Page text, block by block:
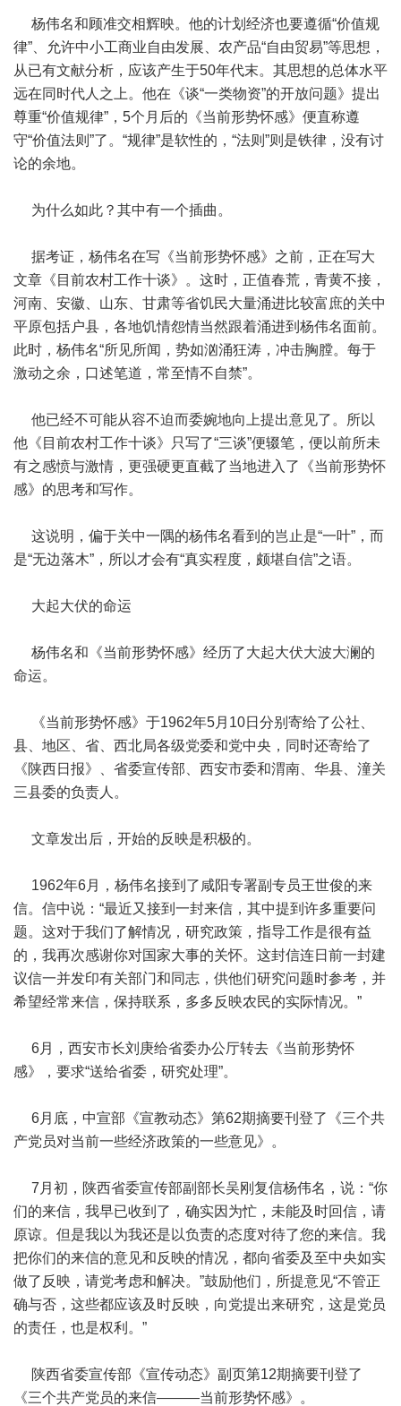
杨伟名和顾准交相辉映。他的计划经济也要遵循“价值规
律”、允许中小工商业自由发展、农产品“自由贸易”等思想，
从已有文献分析，应该产生于50年代末。其思想的总体水平
远在同时代人之上。他在《谈“一类物资”的开放问题》提出
尊重“价值规律”，5个月后的《当前形势怀感》便直称遵
守“价值法则”了。“规律”是软性的，“法则”则是铁律，没有讨
论的余地。
为什么如此？其中有一个插曲。
据考证，杨伟名在写《当前形势怀感》之前，正在写大
文章《目前农村工作十谈》。这时，正值春荒，青黄不接，
河南、安徽、山东、甘肃等省饥民大量涌进比较富庶的关中
平原包括户县，各地饥情怨情当然跟着涌进到杨伟名面前。
此时，杨伟名“所见所闻，势如汹涌狂涛，冲击胸膛。每于
激动之余，口述笔道，常至情不自禁”。
他已经不可能从容不迫而委婉地向上提出意见了。所以
他《目前农村工作十谈》只写了“三谈”便辍笔，便以前所未
有之感愤与激情，更强硬更直截了当地进入了《当前形势怀
感》的思考和写作。
这说明，偏于关中一隅的杨伟名看到的岂止是“一叶”，而
是“无边落木”，所以才会有“真实程度，颇堪自信”之语。
大起大伏的命运
杨伟名和《当前形势怀感》经历了大起大伏大波大澜的
命运。
《当前形势怀感》于1962年5月10日分别寄给了公社、
县、地区、省、西北局各级党委和党中央，同时还寄给了
《陕西日报》、省委宣传部、西安市委和渭南、华县、潼关
三县委的负责人。
文章发出后，开始的反映是积极的。
1962年6月，杨伟名接到了咸阳专署副专员王世俊的来
信。信中说：“最近又接到一封来信，其中提到许多重要问
题。这对于我们了解情况，研究政策，指导工作是很有益
的，我再次感谢你对国家大事的关怀。这封信连日前一封建
议信一并发印有关部门和同志，供他们研究问题时参考，并
希望经常来信，保持联系，多多反映农民的实际情况。”
6月，西安市长刘庚给省委办公厅转去《当前形势怀
感》，要求“送给省委，研究处理”。
6月底，中宣部《宣教动态》第62期摘要刊登了《三个共
产党员对当前一些经济政策的一些意见》。
7月初，陕西省委宣传部副部长吴刚复信杨伟名，说：“你
们的来信，我早已收到了，确实因为忙，未能及时回信，请
原谅。但是我以为我还是以负责的态度对待了您的来信。我
把你们的来信的意见和反映的情况，都向省委及至中央如实
做了反映，请党考虑和解决。”鼓励他们，所提意见“不管正
确与否，这些都应该及时反映，向党提出来研究，这是党员
的责任，也是权利。”
陕西省委宣传部《宣传动态》副页第12期摘要刊登了
《三个共产党员的来信———当前形势怀感》。